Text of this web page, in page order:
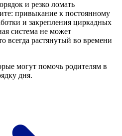
и резко ломать
привыкание к постоянному
и закрепления циркадных
система не может
всегда растянутый во времени
могут помочь родителям в
дня.